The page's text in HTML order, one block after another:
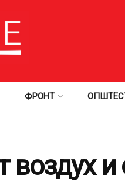
ФРОНТ
воздух